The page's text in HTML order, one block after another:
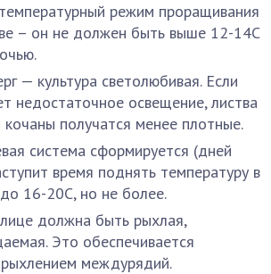
режим проращивания
– он не должен быть выше 12-14С
— культура светолюбивая. Если
недостаточное освещение, листва
кочаны получатся менее плотные.
система сформируется (дней
время поднять температуру в
16-20С, но не более.
должна быть рыхлая,
Это обеспечивается
междурядий.